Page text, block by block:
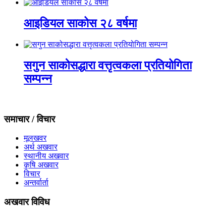
आइडियल साकोस २८ वर्षमा
सगुन साकोसद्धारा वत्तृत्वकला प्रतियोगिता
सम्पन्न
समाचार / विचार
मूलखवर
अर्थ अखवार
स्थानीय अखवार
कृषि अखवार
विचार
अन्तर्वार्ता
अखवार विविध